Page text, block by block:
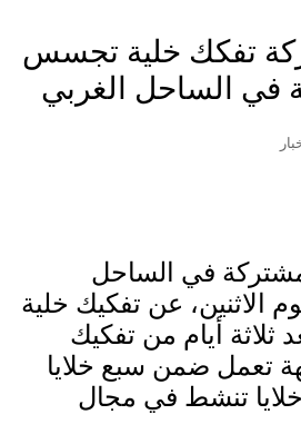
تفكك خلية تجسس
في الساحل الغربي
في الساحل
الاثنين، عن تفكيك خلية
أيام من تفكيك
تعمل ضمن سبع خلايا
خلايا تنشط في مجال